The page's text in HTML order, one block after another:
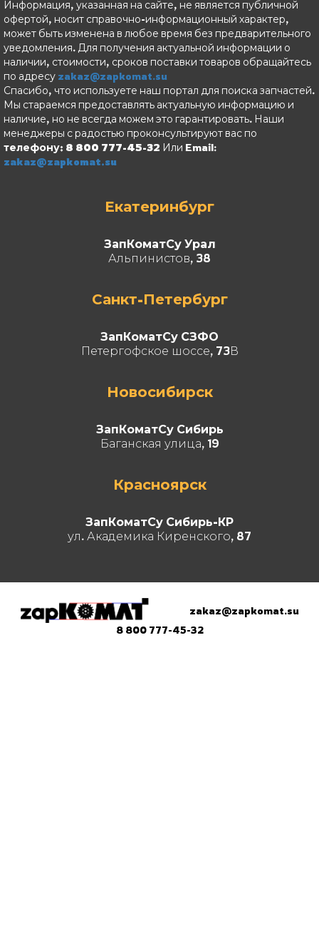
Информация, указанная на сайте, не является публичной
офертой, носит справочно-информационный характер,
может быть изменена в любое время без предварительного
уведомления. Для получения актуальной информации о
наличии, стоимости, сроков поставки товаров обращайтесь
по адресу zakaz@zapkomat.su
Спасибо, что используете наш портал для поиска запчастей.
Мы стараемся предоставлять актуальную информацию и
наличие, но не всегда можем это гарантировать. Наши
менеджеры с радостью проконсультируют вас по
телефону: 8 800 777-45-32 Или Email:
zakaz@zapkomat.su
Екатеринбург
ЗапКоматСу Урал
Альпинистов, 38
Санкт-Петербург
ЗапКоматСу СЗФО
Петергофское шоссе, 73В
Новосибирск
ЗапКоматСу Сибирь
Баганская улица, 19
Красноярск
ЗапКоматСу Сибирь-КР
ул. Академика Киренского, 87
zakaz@zapkomat.su
8 800 777-45-32